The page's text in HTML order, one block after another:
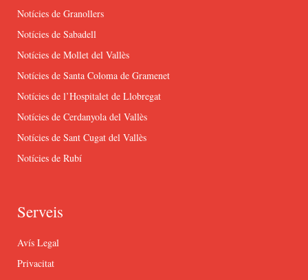
Notícies de Granollers
Notícies de Sabadell
Notícies de Mollet del Vallès
Notícies de Santa Coloma de Gramenet
Notícies de l’Hospitalet de Llobregat
Notícies de Cerdanyola del Vallès
Notícies de Sant Cugat del Vallès
Notícies de Rubí
Serveis
Avís Legal
Privacitat